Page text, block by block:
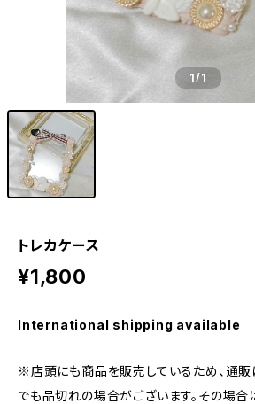
1/1
トレカケース
¥1,800
International shipping available
※店頭にも商品を販売しているため、通
でも品切れの場合がございます。その場合